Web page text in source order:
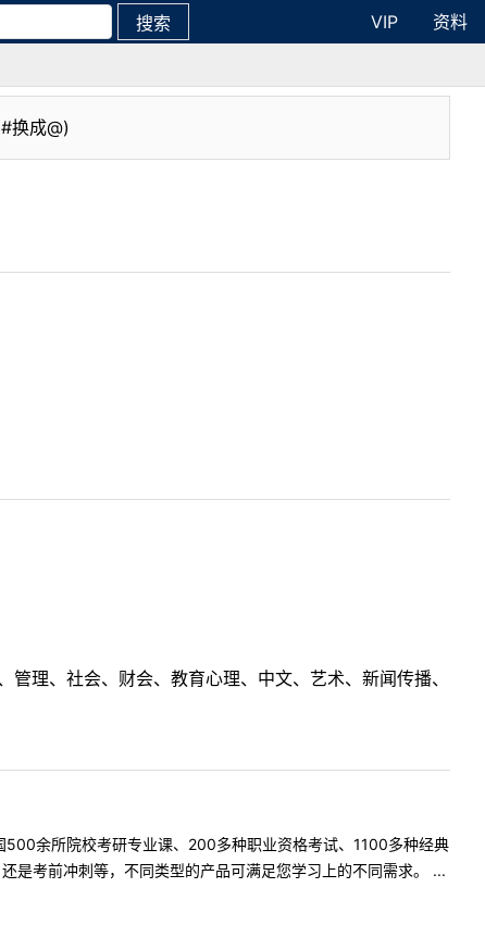
搜索 VIP
资料
换成@)
理、社会、财会、教育心理、中文、艺术、新闻传播、
余所院校考研专业课、200多种职业资格考试、1100多种经典
是考前冲刺等，不同类型的产品可满足您学习上的不同需求。 ...